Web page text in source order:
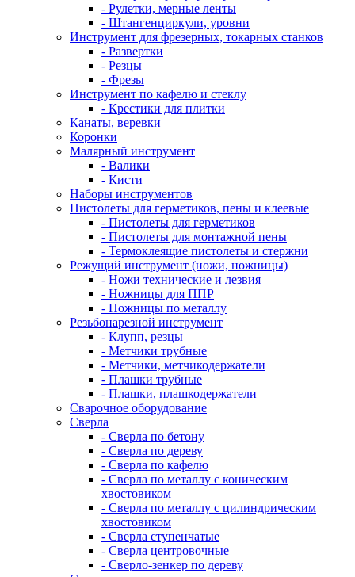
- Рулетки, мерные ленты
- Штангенциркули, уровни
Инструмент для фрезерных, токарных станков
- Развертки
- Резцы
- Фрезы
Инструмент по кафелю и стеклу
- Крестики для плитки
Канаты, веревки
Коронки
Малярный инструмент
- Валики
- Кисти
Наборы инструментов
Пистолеты для герметиков, пены и клеевые
- Пистолеты для герметиков
- Пистолеты для монтажной пены
- Термоклеящие пистолеты и стержни
Режущий инструмент (ножи, ножницы)
- Ножи технические и лезвия
- Ножницы для ППР
- Ножницы по металлу
Резьбонарезной инструмент
- Клупп, резцы
- Метчики трубные
- Метчики, метчикодержатели
- Плашки трубные
- Плашки, плашкодержатели
Сварочное оборудование
Сверла
- Сверла по бетону
- Сверла по дереву
- Сверла по кафелю
- Сверла по металлу с коническим
хвостовиком
- Сверла по металлу с цилиндрическим
хвостовиком
- Сверла ступенчатые
- Сверла центровочные
- Сверло-зенкер по дереву